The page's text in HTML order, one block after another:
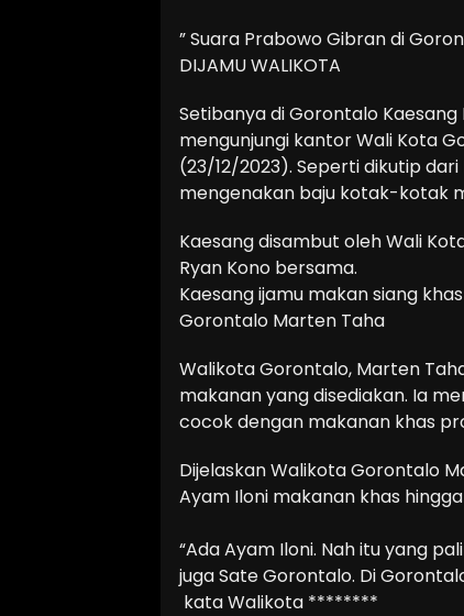
” Suara Prabowo Gibran di
DIJAMU WALIKOTA
Setibanya di Gorontalo
mengunjungi kantor Wali Kota
(23/12/2023). Seperti dikutip dari
mengenakan baju kotak-kotak
Kaesang disambut oleh Wali
Ryan Kono bersama.
Kaesang ijamu makan siang
Gorontalo Marten Taha
Walikota Gorontalo, Marten
makanan yang disediakan. Ia
cocok dengan makanan khas
Dijelaskan Walikota Gorontalo
Ayam Iloni makanan khas
“Ada Ayam Iloni. Nah itu yang
juga Sate Gorontalo. Di
kata Walikota ********